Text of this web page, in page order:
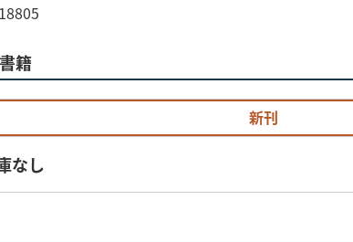
籍
新刊
なし